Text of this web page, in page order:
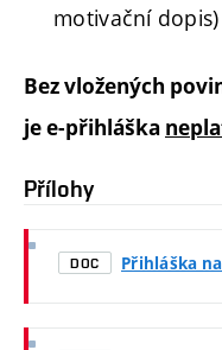
motivační dopis)
Bez vložených
je e-přihláška
Přílohy
DOC Přihláška